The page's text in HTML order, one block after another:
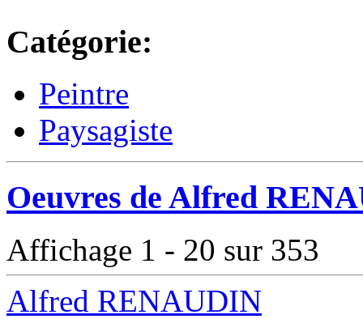
Catégorie:
Peintre
Paysagiste
Oeuvres de Alfred
Affichage 1 - 20 sur 353
Alfred RENAUDIN